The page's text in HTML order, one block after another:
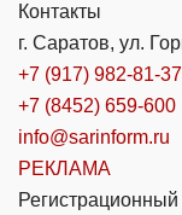
Контакты
г. Саратов, ул.
+7 (917) 982-81-37
+7 (8452) 659-600
info@sarinform.ru
РЕКЛАМА